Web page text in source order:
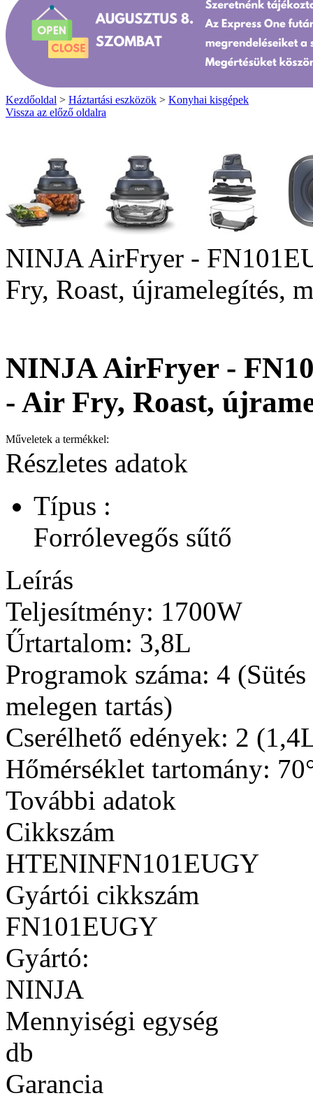
Kezdőoldal > Háztartási eszközök > Konyhai kisgépek
Vissza az előző oldalra
NINJA AirFryer -
Fry, Roast, újramelegítés,
NINJA AirFryer -
- Air Fry, Roast,
Műveletek a termékkel:
Részletes adatok
Típus :
Forrólevegős sűtő
Leírás
Teljesítmény: 1700W
Űrtartalom: 3,8L
Programok száma: 4
melegen tartás)
Cserélhető edények: 2
Hőmérséklet tartomány:
További adatok
Cikkszám
HTENINFN101EUGY
Gyártói cikkszám
FN101EUGY
Gyártó:
NINJA
Mennyiségi egység
db
Garancia